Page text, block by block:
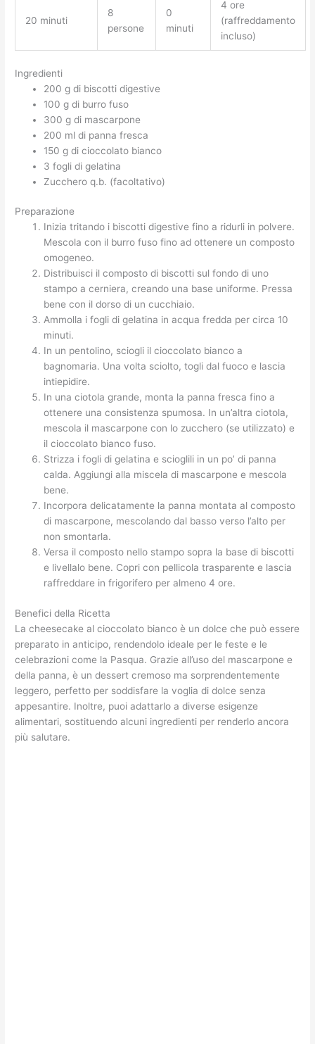
20 minuti
8
persone
0
minuti
4 ore
(raffreddamento
incluso)
Ingredienti
200 g di biscotti digestive
100 g di burro fuso
300 g di mascarpone
200 ml di panna fresca
150 g di cioccolato bianco
3 fogli di gelatina
Zucchero q.b. (facoltativo)
Preparazione
Inizia tritando i biscotti digestive fino a ridurli in polvere.
Mescola con il burro fuso fino ad ottenere un composto
omogeneo.
Distribuisci il composto di biscotti sul fondo di uno
stampo a cerniera, creando una base uniforme. Pressa
bene con il dorso di un cucchiaio.
Ammolla i fogli di gelatina in acqua fredda per circa 10
minuti.
In un pentolino, sciogli il cioccolato bianco a
bagnomaria. Una volta sciolto, togli dal fuoco e lascia
intiepidire.
In una ciotola grande, monta la panna fresca fino a
ottenere una consistenza spumosa. In un’altra ciotola,
mescola il mascarpone con lo zucchero (se utilizzato) e
il cioccolato bianco fuso.
Strizza i fogli di gelatina e scioglili in un po’ di panna
calda. Aggiungi alla miscela di mascarpone e mescola
bene.
Incorpora delicatamente la panna montata al composto
di mascarpone, mescolando dal basso verso l’alto per
non smontarla.
Versa il composto nello stampo sopra la base di biscotti
e livellalo bene. Copri con pellicola trasparente e lascia
raffreddare in frigorifero per almeno 4 ore.
Benefici della Ricetta
La cheesecake al cioccolato bianco è un dolce che può essere
preparato in anticipo, rendendolo ideale per le feste e le
celebrazioni come la Pasqua. Grazie all’uso del mascarpone e
della panna, è un dessert cremoso ma sorprendentemente
leggero, perfetto per soddisfare la voglia di dolce senza
appesantire. Inoltre, puoi adattarlo a diverse esigenze
alimentari, sostituendo alcuni ingredienti per renderlo ancora
più salutare.